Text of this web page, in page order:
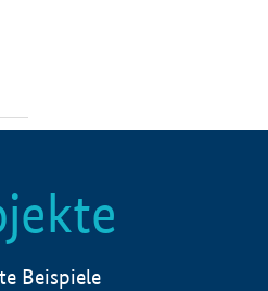
Beispiele